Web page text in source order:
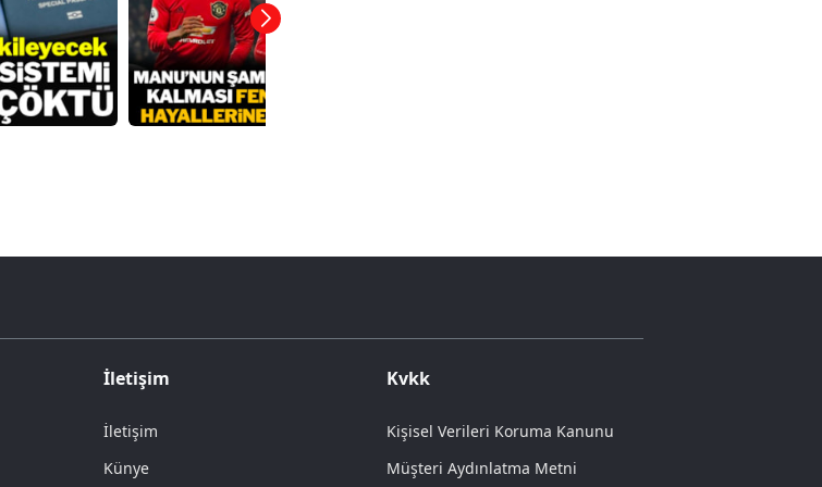
İletişim
İletişim
Künye
Kvkk
Kişisel Verileri Koruma Kanunu
Müşteri Aydınlatma Metni